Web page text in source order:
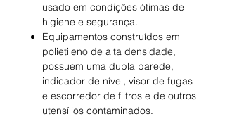
usado em condições ótimas de
higiene e segurança.
Equipamentos construídos em
polietileno de alta densidade,
possuem uma dupla parede,
indicador de nível, visor de fugas
e escorredor de filtros e de outros
utensílios contaminados.